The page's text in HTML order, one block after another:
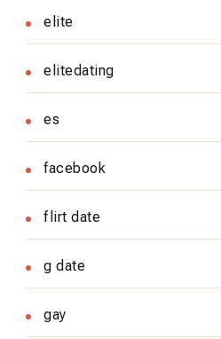
elite
elitedating
es
facebook
flirt date
g date
gay